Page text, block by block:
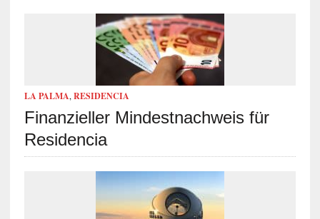
LA PALMA, RESIDENCIA
Finanzieller Mindestnachweis für
Residencia